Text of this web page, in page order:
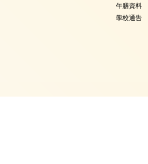
午膳資料
學校通告